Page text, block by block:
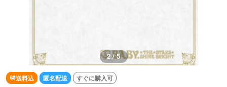
2 / 5
送料込 匿名配送 すぐに購入可